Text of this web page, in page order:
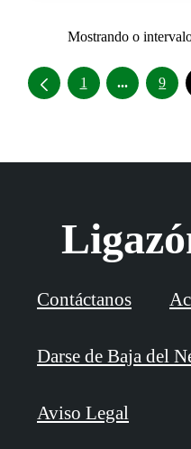
Mostrando o
1 ... 9
Contáctanos
Darse de Baja del
Aviso Legal